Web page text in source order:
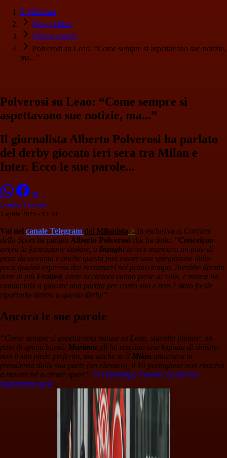
Il Milanista
News Milan
Ultime notizie
Polverosi su Leao: “Come sempre si aspettavano sue notizie,
ma...”
Polverosi su Leao: “Come sempre si
aspettavano sue notizie, ma...”
Il giornalista Alberto Polverosi ha parlato
del derby giocato ieri sera tra Milan e
Inter. Ecco le sue parole...
Lorenzo Focolari
3 aprile 2025 - 13:34
Vai nel canale Telegram del Milanista > In esclusiva al Corriere
dello Sportha parlato Alberto Polverosi che ha detto: “Conceiçao
aveva la formazione titolare, a Inzaghi invece mancava un paio di
pezzi da novanta e anche questa può essere una spiegazione della
poca qualità espressa dai nerazzurri nel primo tempo. Avrebbe dovuto
dare di più Frattesi , certe occasioni vanno prese al volo, e invece ha
cominciato a giocare una partita per conto suo e non è stato facile
riportarlo dentro a questo derby”.
Ancora le sue parole
“Come sempre si aspettavano notizie su Leao, stavolta titolare: un
paio di spunti buoni, Martinez gli ha respinto una legnata di sinistro,
non il suo piede preferito, ma anche se il Milan attaccava in
prevalenza dalla sua parte (un classico), il 10 portoghese non riusciva
a trovare né a creare spazi”. Nel frattempo Paratici ha deciso:
l'allenatore sarà...